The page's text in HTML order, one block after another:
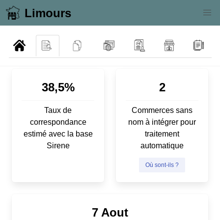
Limours
38,5%
Taux de
correspondance
estimé avec la base
Sirene
2
Commerces sans
nom à intégrer pour
traitement
automatique
Où sont-ils ?
7 Aout